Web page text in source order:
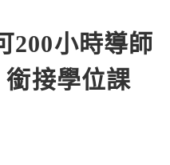
小時導師
接學位課